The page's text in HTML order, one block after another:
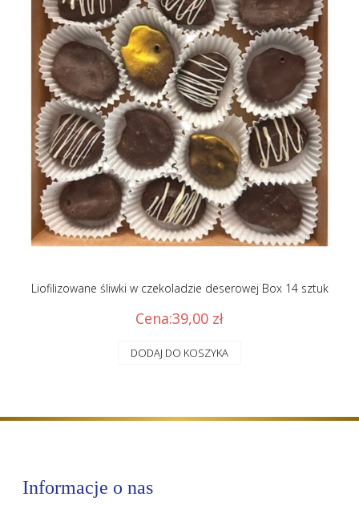
Liofilizowane śliwki w czekoladzie deserowej Box 14 sztuk
Cena:39,00 zł
DODAJ DO KOSZYKA
Informacje o nas